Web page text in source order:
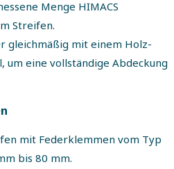
Menge HIMACS
Streifen.
gleichmäßig mit einem Holz-
um eine vollständige Abdeckung
mit Federklemmen vom Typ
bis 80 mm.